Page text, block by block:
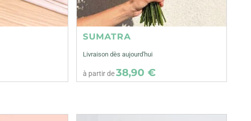
SUMATRA
Livraison dès aujourd'hui
à partir de38,90 €